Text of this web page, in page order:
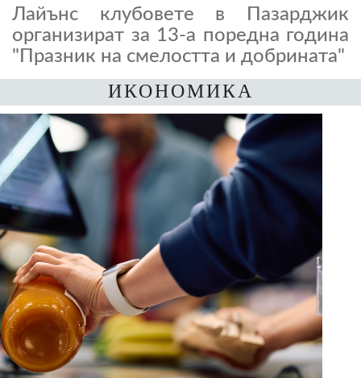
Лайънс клубовете в Пазарджик
организират за 13-а поредна година
"Празник на смелостта и добрината"
ИКОНОМИКА